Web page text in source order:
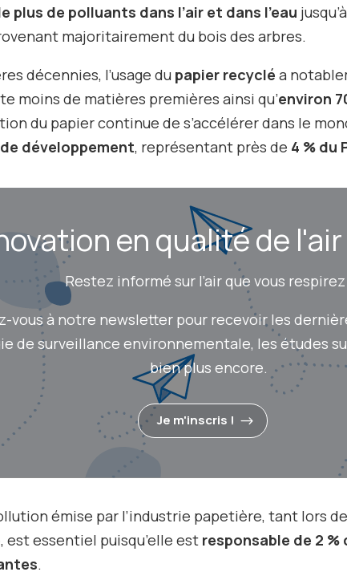
plus de polluants dans l’air et dans l’eau
majoritairement du bois des arbres.
décennies, l’usage du papier recyclé a
moins de matières premières ainsi qu’environ
du papier continue de s’accélérer dans le
développement, représentant près de 4 % du
en qualité de l'air
Restez informé sur l’air que vous respirez
vous à notre newsletter pour recevoir les
de surveillance environnementale, les études
bien plus encore.
Je m'inscris !
émise par l’industrie papetière, tant lors
essentiel puisqu’elle est responsable de 2
.